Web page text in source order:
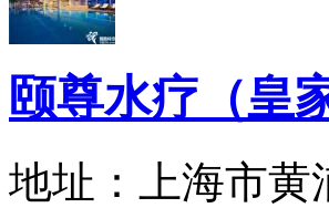
颐尊水疗（皇
地址：
上海市